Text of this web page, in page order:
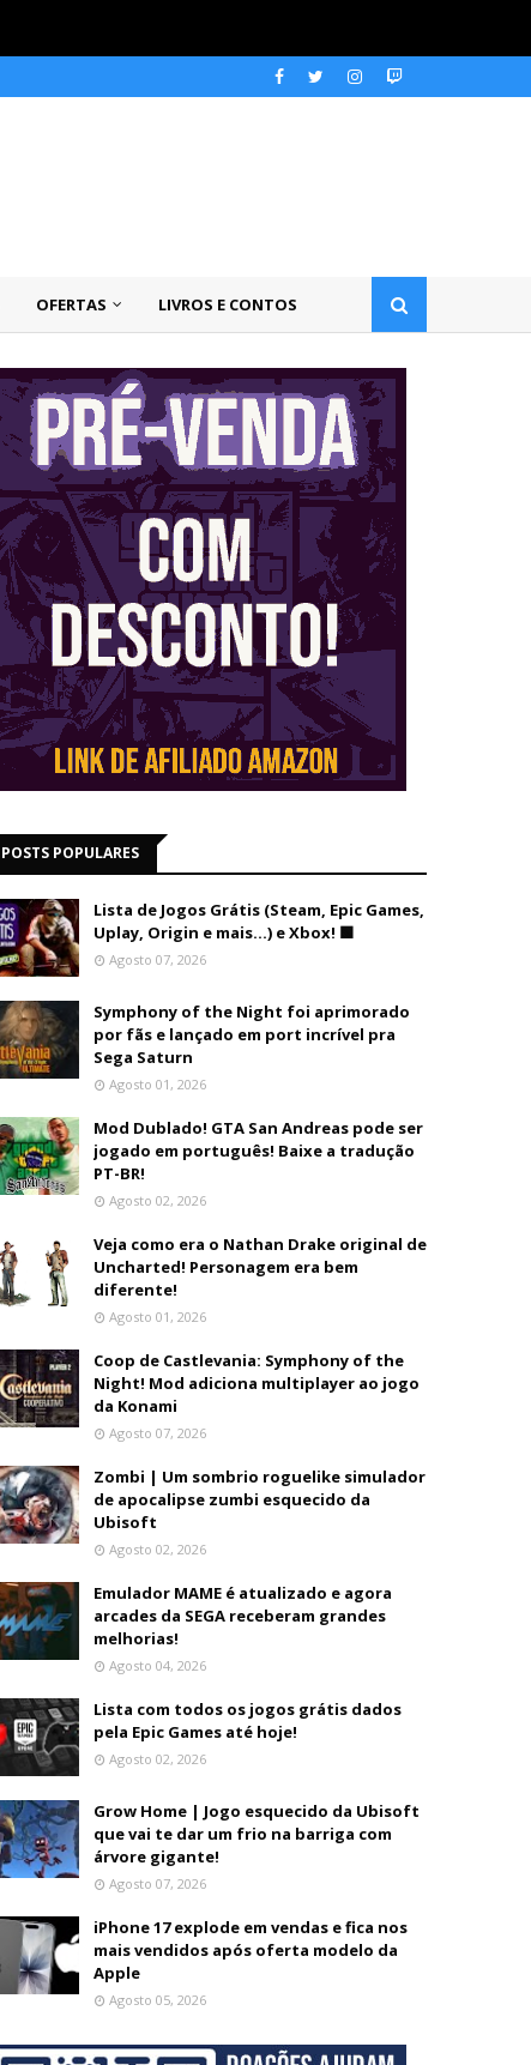
OFERTAS LIVROS E CONTOS
POSTS POPULARES
Lista de Jogos Grátis (Steam, Epic Games,
Uplay, Origin e mais...) e Xbox! 🟩
Agosto 07, 2026
Symphony of the Night foi aprimorado
por fãs e lançado em port incrível pra
Sega Saturn
Agosto 01, 2026
Mod Dublado! GTA San Andreas pode ser
jogado em português! Baixe a tradução
PT-BR!
Agosto 02, 2026
Veja como era o Nathan Drake original de
Uncharted! Personagem era bem
diferente!
Agosto 01, 2026
Coop de Castlevania: Symphony of the
Night! Mod adiciona multiplayer ao jogo
da Konami
Agosto 07, 2026
Zombi | Um sombrio roguelike simulador
de apocalipse zumbi esquecido da
Ubisoft
Agosto 02, 2026
Emulador MAME é atualizado e agora
arcades da SEGA receberam grandes
melhorias!
Agosto 04, 2026
Lista com todos os jogos grátis dados
pela Epic Games até hoje!
Agosto 02, 2026
Grow Home | Jogo esquecido da Ubisoft
que vai te dar um frio na barriga com
árvore gigante!
Agosto 07, 2026
iPhone 17 explode em vendas e fica nos
mais vendidos após oferta modelo da
Apple
Agosto 05, 2026